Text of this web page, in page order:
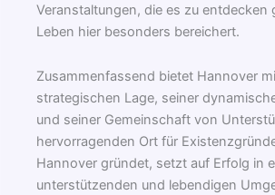
Veranstaltungen, die es zu entdecken
Leben hier besonders bereichert.
Zusammenfassend bietet Hannover
strategischen Lage, seiner
und seiner Gemeinschaft von
hervorragenden Ort für
Hannover gründet, setzt auf Erfolg in
unterstützenden und lebendigen